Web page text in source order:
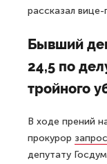
рассказал
Бывший
24,5 по
тройного
В ходе прений
прокурор
депутату